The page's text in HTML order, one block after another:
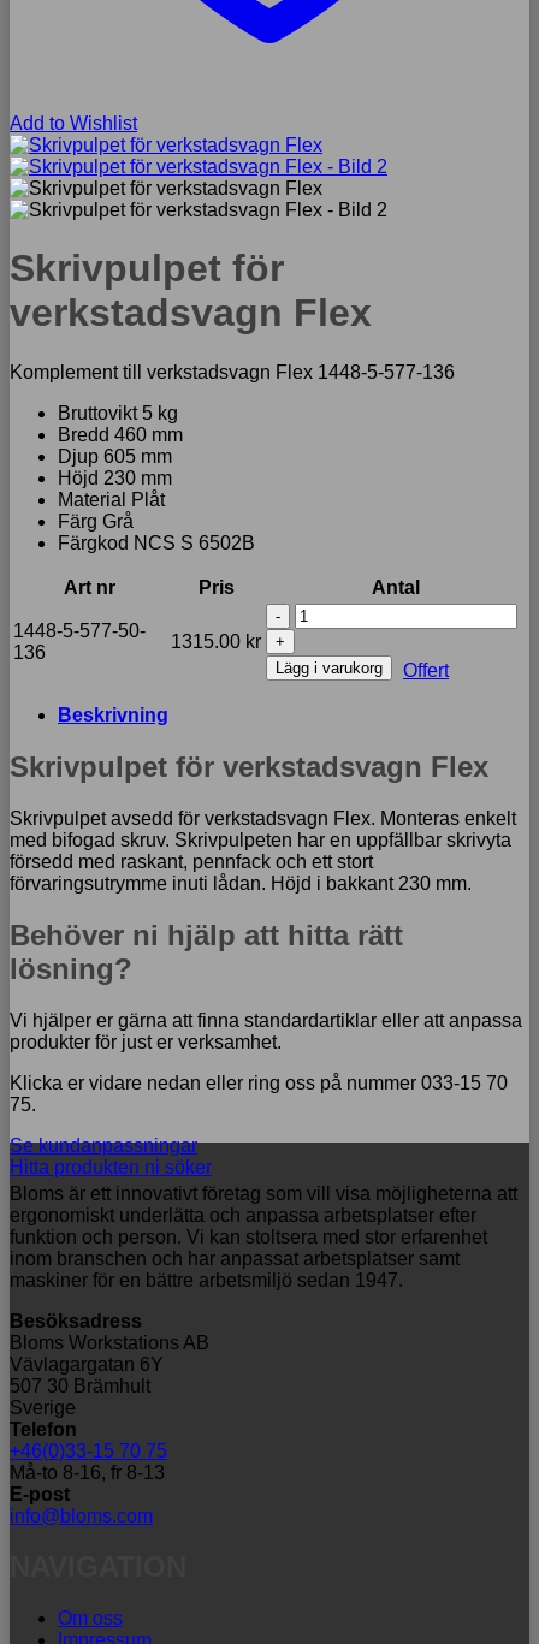
Add to Wishlist
Skrivpulpet för
verkstadsvagn Flex
Komplement till verkstadsvagn Flex 1448-5-577-136
Bruttovikt 5 kg
Bredd 460 mm
Djup 605 mm
Höjd 230 mm
Material Plåt
Färg Grå
Färgkod NCS S 6502B
Art nr Pris Antal
1448-5-577-50-
136
1315.00 kr
Skrivpulpet
för
verkstadsvagn
Flex
Lägg i varukorg Offert
Beskrivning
Skrivpulpet för verkstadsvagn Flex
Skrivpulpet avsedd för verkstadsvagn Flex. Monteras enkelt
med bifogad skruv. Skrivpulpeten har en uppfällbar skrivyta
försedd med raskant, pennfack och ett stort
förvaringsutrymme inuti lådan. Höjd i bakkant 230 mm.
Behöver ni hjälp att hitta rätt
lösning?
Vi hjälper er gärna att finna standardartiklar eller att anpassa
produkter för just er verksamhet.
Klicka er vidare nedan eller ring oss på nummer 033-15 70
75.
Se kundanpassningar
Hitta produkten ni söker
Bloms är ett innovativt företag som vill visa möjligheterna att
ergonomiskt underlätta och anpassa arbetsplatser efter
funktion och person. Vi kan stoltsera med stor erfarenhet
inom branschen och har anpassat arbetsplatser samt
maskiner för en bättre arbetsmiljö sedan 1947.
Besöksadress
Bloms Workstations AB
Vävlagargatan 6Y
507 30 Brämhult
Sverige
Telefon
+46(0)33-15 70 75
Må-to 8-16, fr 8-13
E-post
info@bloms.com
Om oss